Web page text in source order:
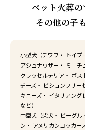
ペット火葬
その他の子
小型犬（チワワ・ トイプ
アシュナウザー・ ミニ
クラッセルテリア・ ボス
チーズ・ ビションフリー
キニーズ・ イタリアン
など）
中型犬（柴犬・ ビーグ
ン・ アメリカンコッカ